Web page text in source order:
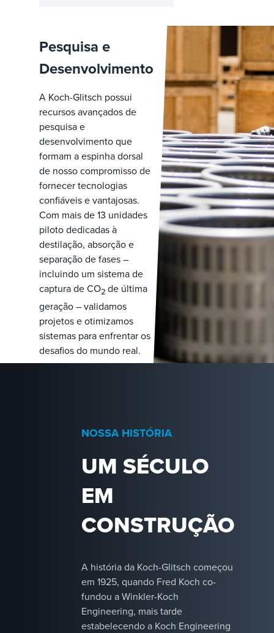
Pesquisa e
Desenvolvimento
A Koch-Glitsch possui
recursos avançados de
pesquisa e
desenvolvimento que
formam a espinha dorsal
de nosso compromisso de
fornecer tecnologias
confiáveis e vantajosas.
Com mais de 13 unidades
piloto dedicadas à
destilação, absorção e
separação de fases –
incluindo um sistema de
captura de CO2 de última
geração – validamos
projetos e otimizamos
sistemas para enfrentar os
desafios do mundo real.
como dinâmica de fluidos
impressão 3D e
visualização de fluxo,
impulsionam a precisão e
a criatividade no
desenvolvimento de
nossos produtos. Esses
desenvolver tecnologias
de alto desempenho que
estabelecem novos
padrões de separação e
transferência de massa.
NOSSA HISTÓRIA
UM SÉCULO
EM
CONSTRUÇÃO
A história da Koch-Glitsch começou
em 1925, quando Fred Koch co-
fundou a Winkler-Koch
Engineering, mais tarde
estabelecendo a Koch Engineering